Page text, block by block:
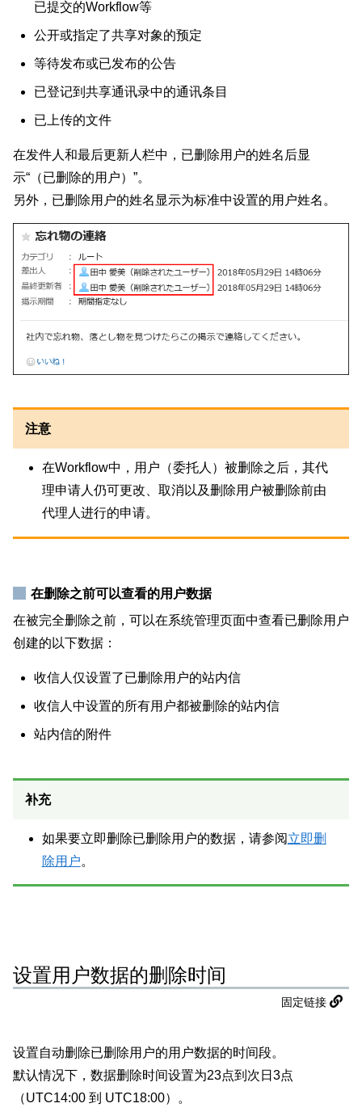
已提交的Workflow等
公开或指定了共享对象的预定
等待发布或已发布的公告
已登记到共享通讯录中的通讯条目
已上传的文件
在发件人和最后更新人栏中，已删除用户的姓名后显
示“（已删除的用户）”。
另外，已删除用户的姓名显示为标准中设置的用户姓名。
注意
在Workflow中，用户（委托人）被删除之后，其代
理申请人仍可更改、取消以及删除用户被删除前由
代理人进行的申请。
在删除之前可以查看的用户数据
在被完全删除之前，可以在系统管理页面中查看已删除用户
创建的以下数据：
收信人仅设置了已删除用户的站内信
收信人中设置的所有用户都被删除的站内信
站内信的附件
补充
如果要立即删除已删除用户的数据，请参阅立即删
除用户。
设置用户数据的删除时间
固定链接
设置自动删除已删除用户的用户数据的时间段。
默认情况下，数据删除时间设置为23点到次日3点
（UTC14:00 到 UTC18:00）。